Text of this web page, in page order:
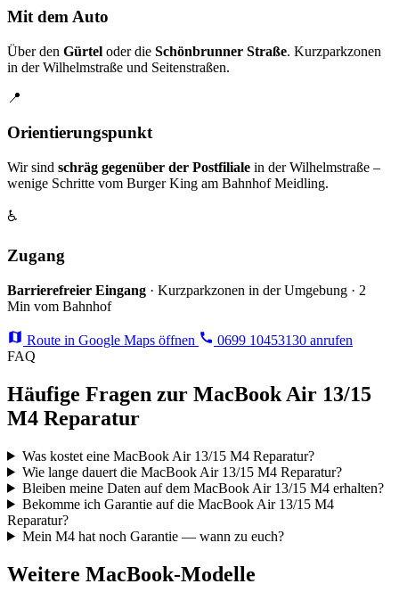
Mit dem Auto
Über den Gürtel oder die Schönbrunner Straße. Kurzparkzonen
in der Wilhelmstraße und Seitenstraßen.
📍
Orientierungspunkt
Wir sind schräg gegenüber der Postfiliale in der Wilhelmstraße –
wenige Schritte vom Burger King am Bahnhof Meidling.
♿
Zugang
Barrierefreier Eingang · Kurzparkzonen in der Umgebung · 2
Min vom Bahnhof
Route in Google Maps öffnen
0699 10453130 anrufen
FAQ
Häufige Fragen zur MacBook Air 13/15
M4 Reparatur
Was kostet eine MacBook Air 13/15 M4 Reparatur?
Wie lange dauert die MacBook Air 13/15 M4 Reparatur?
Bleiben meine Daten auf dem MacBook Air 13/15 M4 erhalten?
Bekomme ich Garantie auf die MacBook Air 13/15 M4
Reparatur?
Mein M4 hat noch Garantie — wann zu euch?
Weitere MacBook-Modelle